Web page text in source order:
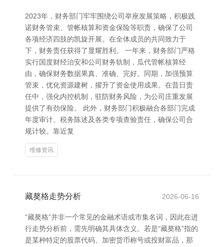
2023年，财务部门牢牢围绕公司举座发展策略，积极践
诺财务管束、管帐核算和资金保险等职责，确保了公司
各项经济四肢的凯旋开展。在全体成员的共同致力于
下，财务责任获得了显耀胜利。 一年来，财务部门严格
实行国度财经治安和公司财务轨制，瓜代管帐核算经
由，确保财务数据果真、准确、完好。同期，加强预算
管束，优化资源建树，擢升了资金使用成果。在昔日责
任中，强化内控机制，驻防财务风险，为公司庄重发展
提供了有劲保险。 此外，财务部门积极融合各部门完成
年度审计、税务陈述及各类专项查验责任，确保公司合
规计较。靠近复
维修资讯
藏獒格走势分析 2026-06-16
“藏獒格”并非一个常见的金融术语或市集名词，因此在进
行走势分析前，需先明确其具体含义。若是“藏獒格”指的
是某种特定的股票代码、加密货币称号或投财富品，那